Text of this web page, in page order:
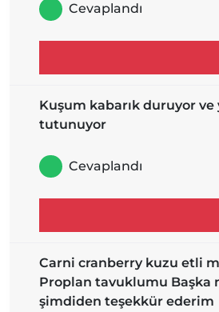
Cevaplandı
Kuşum kabarık duruyor ve
tutunuyor
Cevaplandı
Carni cranberry kuzu etli
Proplan tavuklumu Başka
şimdiden teşekkür ederim